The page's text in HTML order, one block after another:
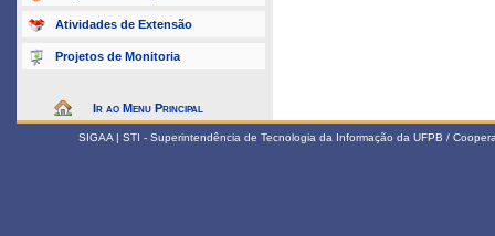
Atividades de Extensão
Projetos de Monitoria
Ir ao Menu Principal
SIGAA | STI - Superintendência de Tecnologia da Informação da UFPB /